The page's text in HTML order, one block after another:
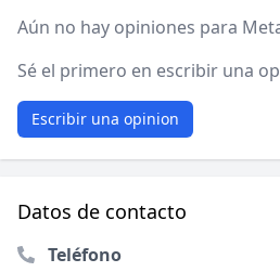
Aún no hay opiniones para
Sé el primero en escribir una
Escribir una opinion
Datos de contacto
Teléfono